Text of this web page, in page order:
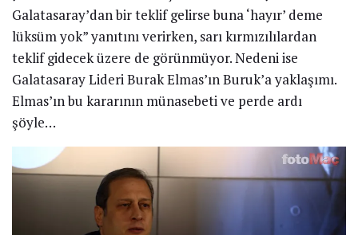
Galatasaray’dan bir teklif gelirse buna ‘hayır’ deme
lüksüm yok” yanıtını verirken, sarı kırmızılılardan
teklif gidecek üzere de görünmüyor. Nedeni ise
Galatasaray Lideri Burak Elmas’ın Buruk’a yaklaşımı.
Elmas’ın bu kararının münasebeti ve perde ardı
şöyle…